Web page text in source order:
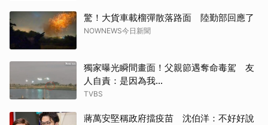
驚！大貨車載榴彈散落路面 陸勤部回應了
NOWNEWS今日新聞
獨家曝光瞬間畫面！父親節遇奪命毒駕 友
人自責：是因為我...
TVBS
蔣萬安堅稱政府擋疫苗 沈伯洋：不好好說